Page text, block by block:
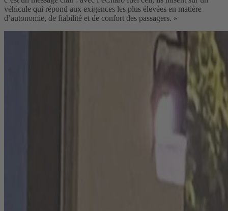
véhicule qui répond aux exigences les plus élevées en matière
d’autonomie, de fiabilité et de confort des passagers. »